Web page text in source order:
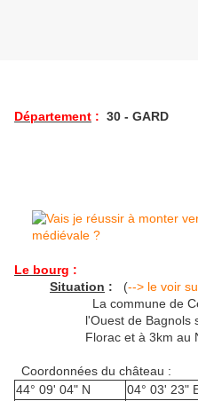
Département : 30 - GARD
Le bourg :
Situation : (--> le voir
La commune de
l'Ouest de Bagnols
Florac et à 3km au
Coordonnées du château :
44° 09' 04" N
04° 03' 23"